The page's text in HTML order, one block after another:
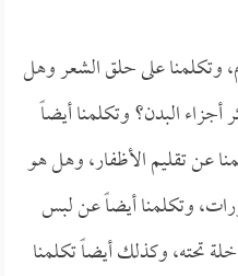
وتكلمنا على حلق الشعر وهل
البدن؟ وتكلمنا أيضاً
عن تقليم الأظفار، وهل هو
وتكلمنا أيضاً عن لبس
تحته، وكذلك أيضاً تكلمنا